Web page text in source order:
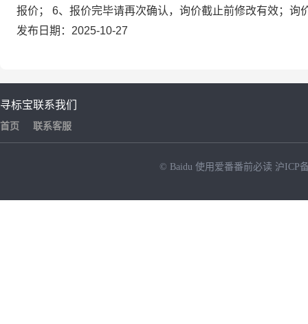
报价； 6、报价完毕请再次确认，询价截止前修改有效；
发布日期：2025-10-27
寻标宝
首页
联系我们
联系客服
© Baidu 使用爱番番前必读 沪ICP